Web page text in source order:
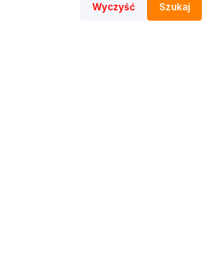
Wyczyść Szukaj